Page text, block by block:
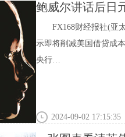
鲍威尔讲话后日
FX168财经报社(亚
示即将削减美国借贷成
央行…
2024-09-02 17:15:35